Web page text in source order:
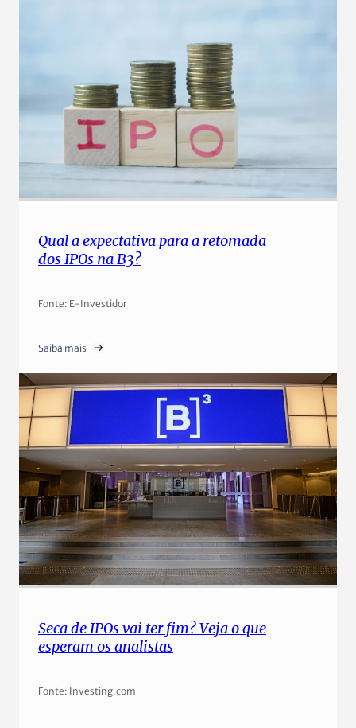
Qual a expectativa para a retomada
dos IPOs na B3?
Fonte: E-Investidor
Saiba mais
Seca de IPOs vai ter fim? Veja o que
esperam os analistas
Fonte: Investing.com